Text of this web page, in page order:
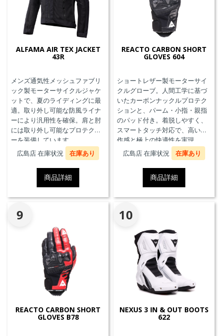
ALFAMA AIR TEX JACKET
43R
メンズ通気性メッシュファブリ
ック製モーターサイクルジャケ
ットで、夏のライディングに最
適。取り外し可能な防風ライナ
ーにより汎用性を確保。肩と肘
には取り外し可能なプロテクタ
ーを装備しています。
広島店 在庫状況
在庫あり
商品詳細
REACTO CARBON SHORT
GLOVES 604
ショートレザー製モーターサイ
クルグローブ。人間工学に基づ
いたカーボンナックルプロテク
ションと、パーム・小指・親指
のパッド付き。着脱しやすく、
スマートタッチ対応で、高い操
作感と極上の快適性を実現。
広島店 在庫状況
在庫あり
商品詳細
9
REACTO CARBON SHORT
GLOVES B78
10
NEXUS 3 IN & OUT BOOTS
622